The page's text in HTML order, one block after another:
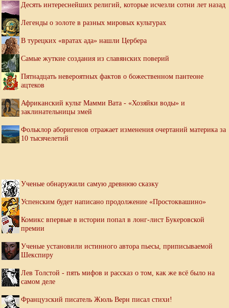
Десять интереснейших религий, которые исчезли сотни лет назад
Легенды о золоте в разных мировых культурах
В турецких «вратах ада» нашли Цербера
Самые жуткие создания из славянских поверий
Пятнадцать невероятных фактов о божественном пантеоне
ацтеков
Африканский культ Мамми Вата - «Хозяйки воды» и
заклинательницы змей
Фольклор аборигенов отражает изменения очертаний материка за
10 тысячелетий
Ученые обнаружили самую древнюю сказку
Успенским будет написано продолжение «Простоквашино»
Комикс впервые в истории попал в лонг-лист Букеровской
премии
Ученые установили истинного автора пьесы, приписываемой
Шекспиру
Лев Толстой - пять мифов и рассказ о том, как же всё было на
самом деле
Французский писатель Жюль Верн писал стихи!